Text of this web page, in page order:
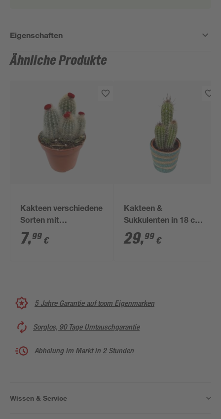
Eigenschaften
Ähnliche Produkte
Kakteen verschiedene
Sorten mit
Strohblüten 8,5 cm
Topf
7,99 €
Kakteen &
Sukkulenten in 18 cm
Recyclingtopf
29,99 €
5 Jahre Garantie auf toom Eigenmarken
Sorglos, 90 Tage Umtauschgarantie
Abholung im Markt in 2 Stunden
Wissen & Service